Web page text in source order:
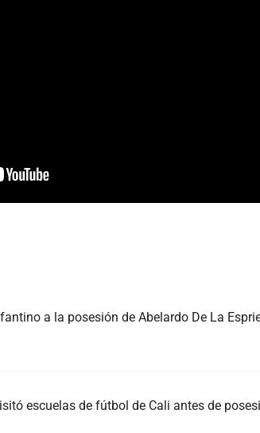
a la posesión de Abelardo De La
escuelas de fútbol de Cali antes de